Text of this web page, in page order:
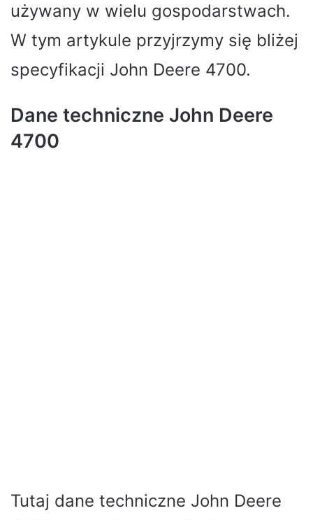
używany w wielu gospodarstwach.
W tym artykule przyjrzymy się bliżej
specyfikacji John Deere 4700.
Dane techniczne John Deere
4700
Tutaj dane techniczne John Deere